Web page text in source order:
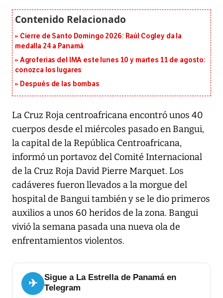
Cierre de Santo Domingo 2026: Raúl Cogley da la
medalla 24 a Panamá
Agroferias del IMA este lunes 10 y martes 11 de agosto:
conozca los lugares
Después de las bombas
La Cruz Roja centroafricana encontró unos 40
cuerpos desde el miércoles pasado en Bangui,
la capital de la República Centroafricana,
informó un portavoz del Comité Internacional
de la Cruz Roja David Pierre Marquet. Los
cadáveres fueron llevados a la morgue del
hospital de Bangui también y se le dio primeros
auxilios a unos 60 heridos de la zona. Bangui
vivió la semana pasada una nueva ola de
enfrentamientos violentos.
✈
Sigue a La Estrella de Panamá en
Telegram